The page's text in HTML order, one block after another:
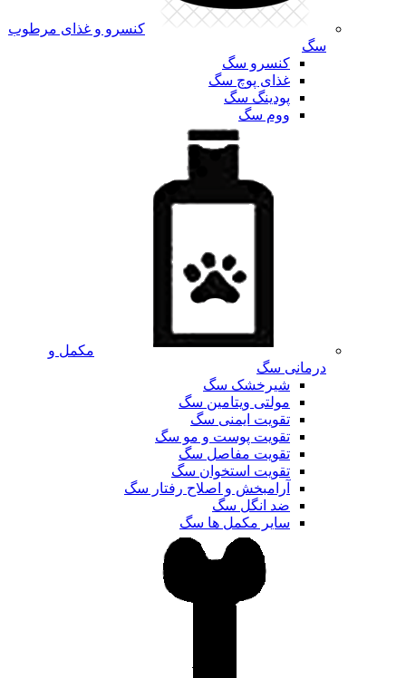
کنسرو و غذای مرطوب
سگ
کنسرو سگ
غذای پوچ سگ
پودینگ سگ
ووم سگ
مکمل و
درمانی سگ
شیرخشک سگ
مولتی ویتامین سگ
تقویت ایمنی سگ
تقویت پوست و مو سگ
تقویت مفاصل سگ
تقویت استخوان سگ
آرامبخش و اصلاح رفتار سگ
ضد انگل سگ
سایر مکمل ها سگ